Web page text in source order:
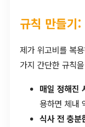
규칙 만들기
제가 위고비를 복
가지 간단한 규칙
매일 정해진
용하면 체내
식사 전 충분